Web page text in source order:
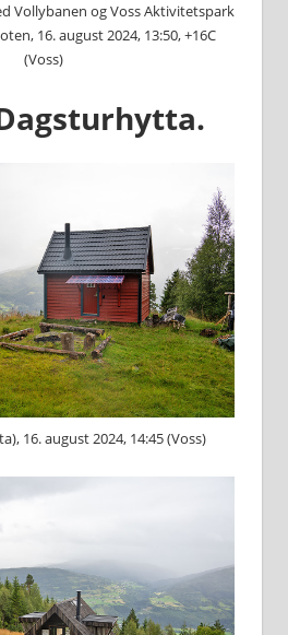
Vollybanen og Voss Aktivitetspark
16. august 2024, 13:50, +16C
(Voss)
16. august 2024, 14:45 (Voss)